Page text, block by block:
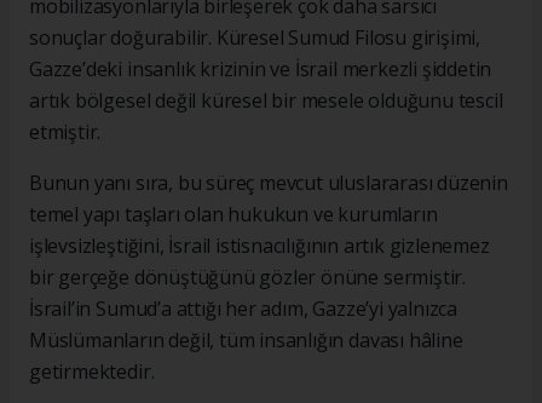
mobilizasyonlarıyla birleşerek çok daha sarsıcı
sonuçlar doğurabilir. Küresel Sumud Filosu girişimi,
Gazze’deki insanlık krizinin ve İsrail merkezli şiddetin
artık bölgesel değil küresel bir mesele olduğunu tescil
etmiştir.
Bunun yanı sıra, bu süreç mevcut uluslararası düzenin
temel yapı taşları olan hukukun ve kurumların
işlevsizleştiğini, İsrail istisnacılığının artık gizlenemez
bir gerçeğe dönüştüğünü gözler önüne sermiştir.
İsrail’in Sumud’a attığı her adım, Gazze’yi yalnızca
Müslümanların değil, tüm insanlığın davası hâline
getirmektedir.